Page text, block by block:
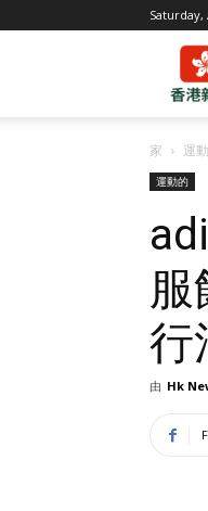
Saturday,
家 運
運動的
行
由 Hk